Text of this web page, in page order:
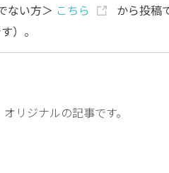
ない方＞ こちら
から投稿
）。
リジナルの記事です。